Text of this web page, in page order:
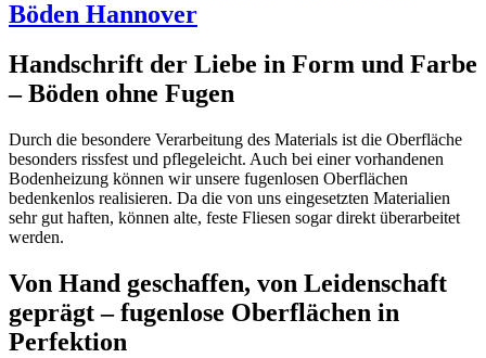
Handschrift der Liebe in Form und Farbe
– Böden ohne Fugen
Durch die besondere Verarbeitung des Materials ist die Oberfläche
besonders rissfest und pflegeleicht. Auch bei einer vorhandenen
Bodenheizung können wir unsere fugenlosen Oberflächen
bedenkenlos realisieren. Da die von uns eingesetzten Materialien
sehr gut haften, können alte, feste Fliesen sogar direkt überarbeitet
werden.
Von Hand geschaffen, von Leidenschaft
geprägt – fugenlose Oberflächen in
Perfektion